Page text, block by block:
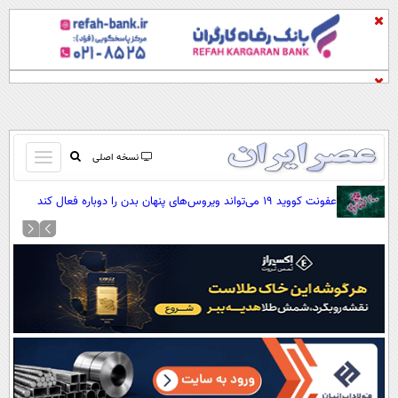
نسخه اصلی
باز
و
بسته
کردن
صفحه اول
آرشیو
نظرسنجی
آب و هوا
اوقات شرعی
سواد زندگی
عفونت کووید ۱۹ می‌تواند ویروس‌های پنهان بدن را دوباره فعال کند